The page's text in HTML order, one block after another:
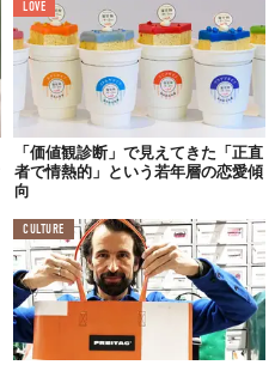
LOVE
「価値観診断」で見えてきた「正直
者で情熱的」という若年層の恋愛傾
向
CULTURE